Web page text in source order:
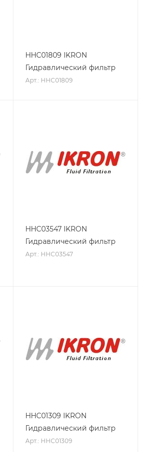
HHC01809 IKRON
Гидравлический фильтр
Арт.: HHC01809
HHC03547 IKRON
Гидравлический фильтр
Арт.: HHC03547
HHC01309 IKRON
Гидравлический фильтр
Арт.: HHC01309